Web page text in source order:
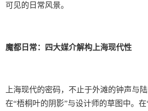
可见的日常风景。
魔都日常：四大媒介解构上海现代性
上海现代的密码，不止于外滩的钟声与
在“梧桐叶的阴影”与设计师的草图中。